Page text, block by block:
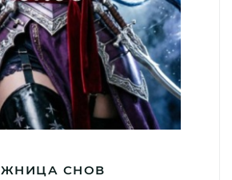
ЖНИЦА СНОВ